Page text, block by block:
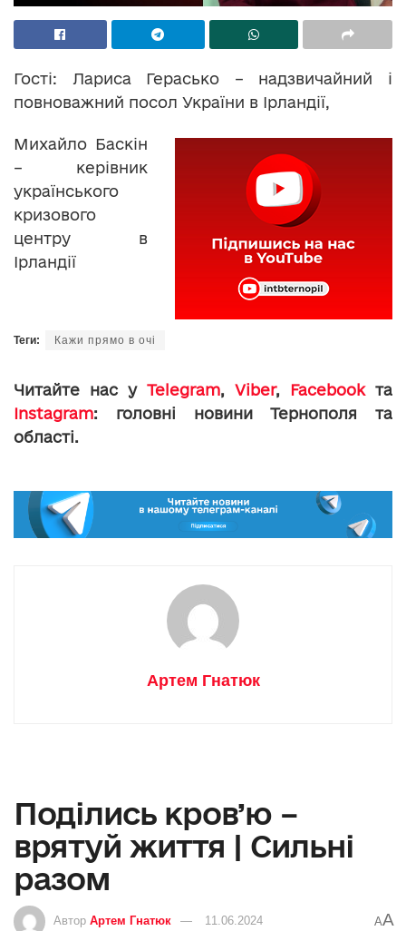
Гості: Лариса Герасько – надзвичайний і
повноважний посол України в Ірландії,
Михайло Баскін
– керівник
українського
кризового
центру в
Ірландії
Теги: Кажи прямо в очі
Читайте нас у Telegram, Viber, Facebookта
Instagram: головні новини Тернополя та
області.
Артем Гнатюк
Поділись кров’ю –
врятуй життя | Сильні
разом
Автор Артем Гнатюк 11.06.2024 AA